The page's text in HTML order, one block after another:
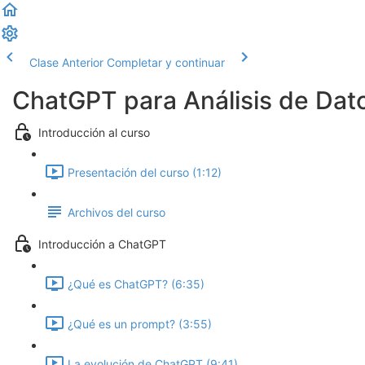
Clase Anterior Completar y continuar
ChatGPT para Análisis de
Introducción al curso
Presentación del curso (1:12)
Archivos del curso
Introducción a ChatGPT
¿Qué es ChatGPT? (6:35)
¿Qué es un prompt? (3:55)